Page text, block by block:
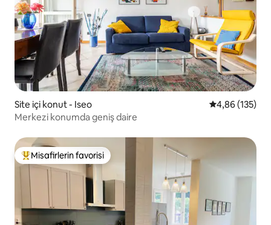
Site içi konut - Iseo 5 üzerinden
4,86 (135)
Merkezi konumda geniş daire
Misafirlerin favorilerinden en beğenilenler arasında
Misafirlerin favorisi